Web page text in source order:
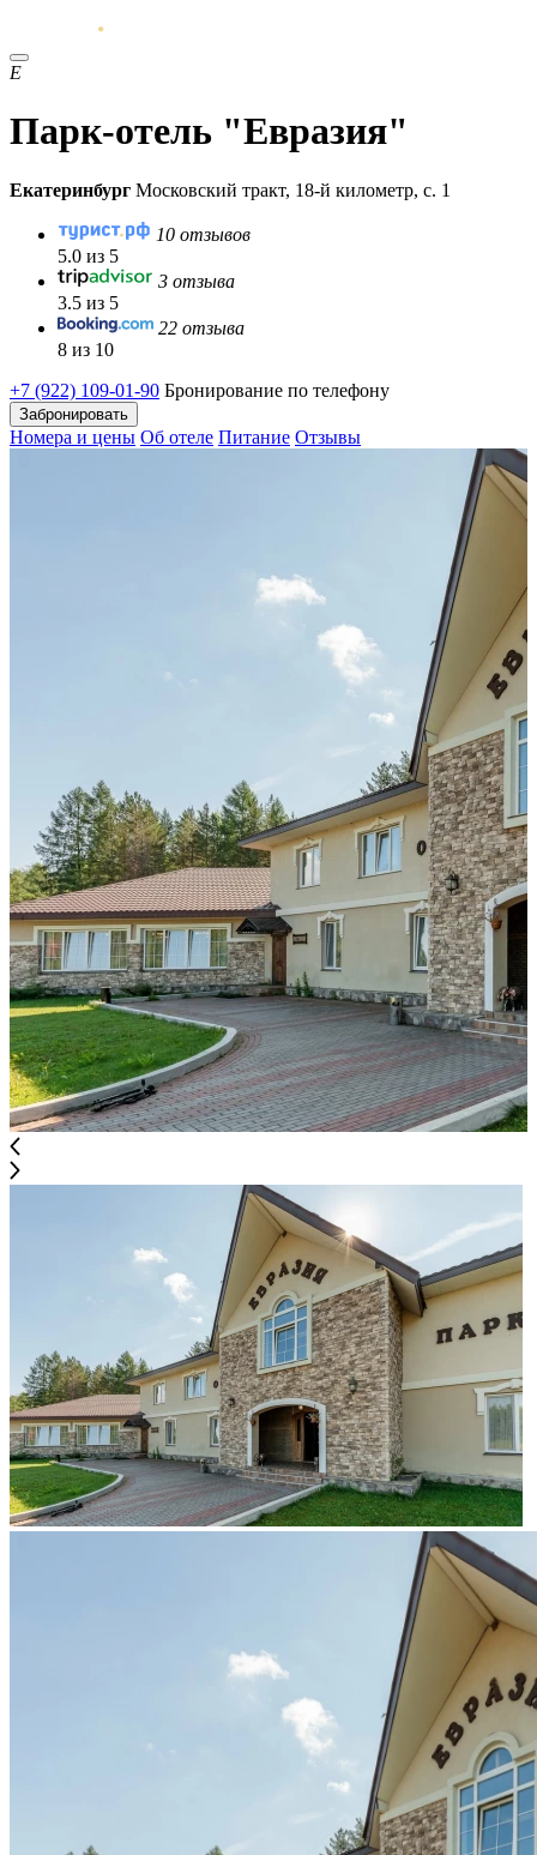
Е
Парк-отель "Евразия"
Екатеринбург Московский тракт, 18-й километр, с. 1
10 отзывов
5.0 из 5
3 отзыва
3.5 из 5
22 отзыва
8 из 10
+7 (922) 109-01-90 Бронирование по телефону
Забронировать
Номера и цены Об отеле Питание Отзывы